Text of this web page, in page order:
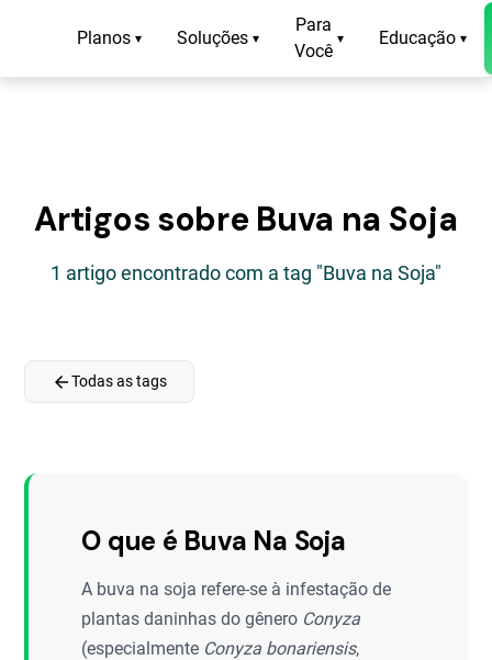
Planos ▾ Soluções ▾
Para
Você
▾ Educação ▾
Artigos sobre Buva na Soja
1 artigo encontrado com a tag "Buva na Soja"
arrow_backTodas as tags
O que é Buva Na Soja
A buva na soja refere-se à infestação de
plantas daninhas do gênero Conyza
(especialmente Conyza bonariensis,